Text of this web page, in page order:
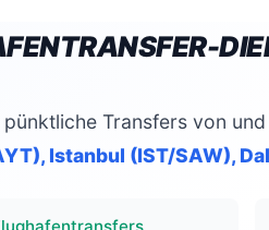
Transfers von
Istanbul (IST/SAW),